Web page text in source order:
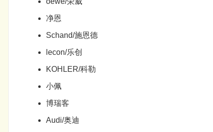
净恩
Schand/施恩德
lecon/乐创
KOHLER/科勒
小佩
博瑞客
Audi/奥迪